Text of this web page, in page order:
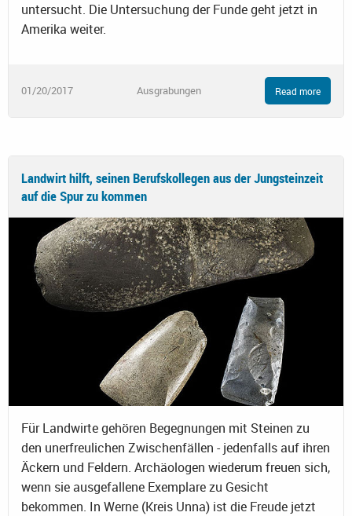
untersucht. Die Untersuchung der Funde geht jetzt in
Amerika weiter.
01/20/2017 Ausgrabungen Read more
Landwirt hilft, seinen Berufskollegen aus der Jungsteinzeit
auf die Spur zu kommen
Für Landwirte gehören Begegnungen mit Steinen zu
den unerfreulichen Zwischenfällen - jedenfalls auf ihren
Äckern und Feldern. Archäologen wiederum freuen sich,
wenn sie ausgefallene Exemplare zu Gesicht
bekommen. In Werne (Kreis Unna) ist die Freude jetzt